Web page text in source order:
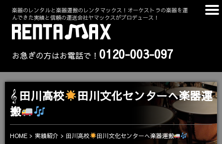
楽器のレンタルと楽器運搬のレンタマックス！オーケストラの楽器を運
んできた実績と信頼の運送会社ヤマックスがプロデュース！
お急ぎの方はお電話で！ 0120-003-097
田川高校
田川文化センターへ楽器運
搬
HOME 実績紹介 田川高校 田川文化センターへ楽器運搬